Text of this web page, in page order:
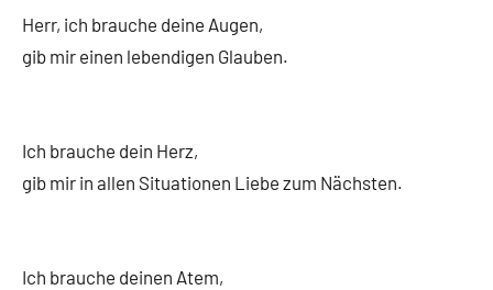
spirituelles
Herr, ich brauche deine Augen,
gib mir einen lebendigen Glauben.
Ich brauche dein Herz,
gib mir in allen Situationen Liebe zum Nächsten.
Ich brauche deinen Atem,